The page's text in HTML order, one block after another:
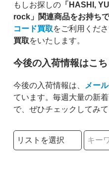
もしお探しの「HASHI,
rock」関連商品をお持ち
コード買取をご利用くだ
買取をいたします。
今後の入荷情報はこ
今後の入荷情報は、 メー
ています。毎週大量の新
で、ぜひチェックしてみて
検索リストの選択